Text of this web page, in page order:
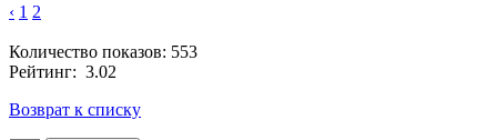
‹ 1 2
Количество показов: 553
Рейтинг: 3.02
Возврат к списку